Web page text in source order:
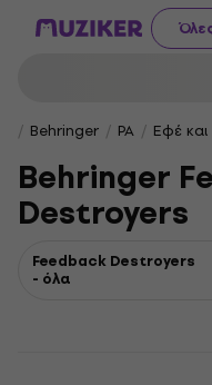
Behringer PA Εφέ
Behringer
Destroyers
Feedback Destroyers
- όλα